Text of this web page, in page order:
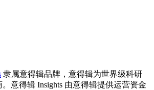
隶属意得辑品牌，意得辑为世界级科研
意得辑 Insights 由意得辑提供运营资金